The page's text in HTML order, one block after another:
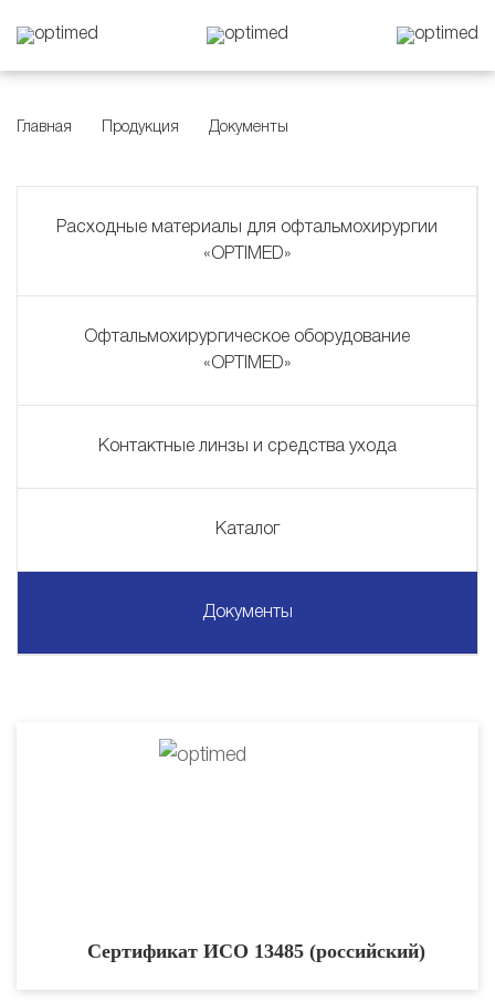
Главная Продукция Документы
Расходные материалы для офтальмохирургии
«OPTIMED»
Офтальмохирургическое оборудование
«OPTIMED»
Контактные линзы и средства ухода
Каталог
Документы
Сертификат ИСО 13485 (российский)